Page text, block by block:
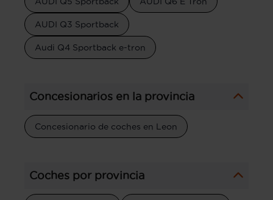
AUDI Q3 Sportback
Audi Q4 Sportback e-tron
Concesionarios en la provincia
Concesionario de coches en Leon
Coches por provincia